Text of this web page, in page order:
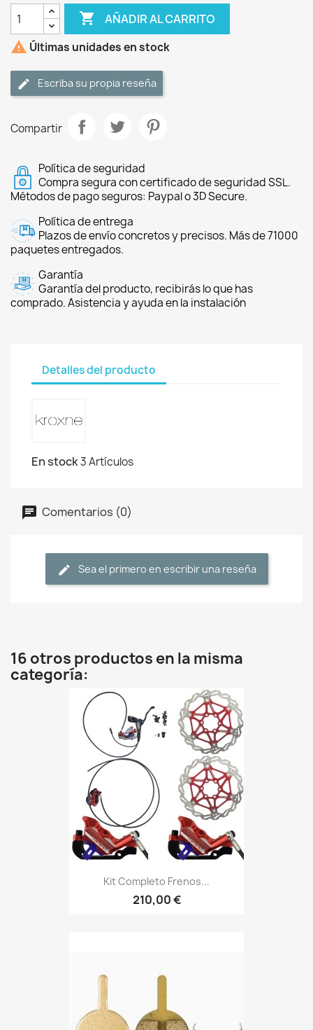
 AÑADIR AL CARRITO
 Últimas unidades en stock
Escriba su propia reseña
Compartir
Política de seguridad
Compra segura con certificado de seguridad SSL.
Métodos de pago seguros: Paypal o 3D Secure.
Política de entrega
Plazos de envío concretos y precisos. Más de 71000
paquetes entregados.
Garantía
Garantía del producto, recibirás lo que has
comprado. Asistencia y ayuda en la instalación
Detalles del producto
En stock3 Artículos
Comentarios (0)
Sea el primero en escribir una reseña
16 otros productos en la misma
categoría:
Kit Completo Frenos...
210,00 €